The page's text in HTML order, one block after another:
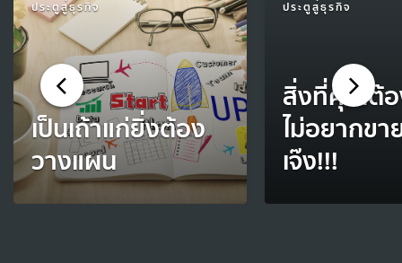
ประตูสู่ธุรกิจ
เป็นเถ้าแก่ยิ่งต้อง
วางแผน
ประตูสู่ธุรกิจ
สิ่งที่คุณต้อ
ไม่อยากข
เจ๊ง!!!